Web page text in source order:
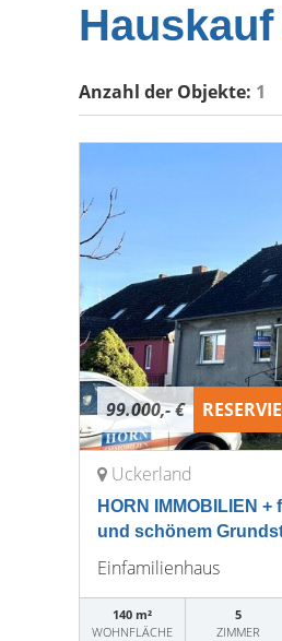
Anzahl der Objekte: 1
99.000,- €
Uckerland
HORN IMMOBILIEN
und schönem
Einfamilienhaus
140 m²
WOHNFLÄCHE
5
ZIMMER